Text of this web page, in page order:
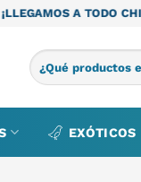
CHILE! Despacho
Buscar
por:
EXÓTICOS